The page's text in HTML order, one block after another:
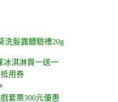
洗髮露體驗禮20g
冰淇淋買一送一
用券
套票300元優惠